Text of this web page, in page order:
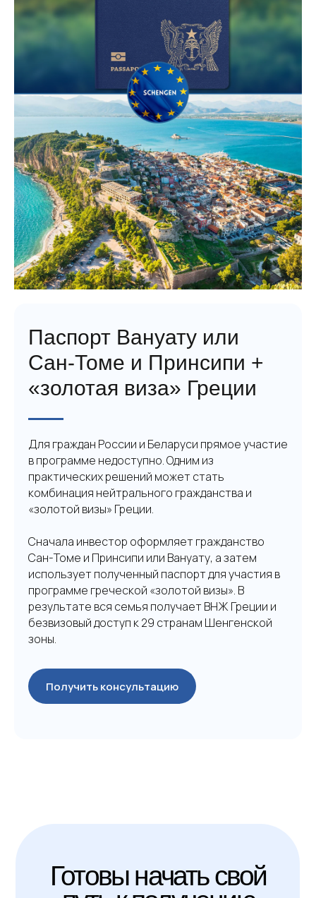
Паспорт Вануату или
Сан-Томе и Принсипи +
«золотая виза» Греции
Для граждан России и Беларуси прямое участие
в программе недоступно. Одним из
практических решений может стать
комбинация нейтрального гражданства и
«золотой визы» Греции.
Сначала инвестор оформляет гражданство
Сан-Томе и Принсипи или Вануату, а затем
использует полученный паспорт для участия в
программе греческой «золотой визы». В
результате вся семья получает ВНЖ Греции и
безвизовый доступ к 29 странам Шенгенской
зоны.
Получить консультацию